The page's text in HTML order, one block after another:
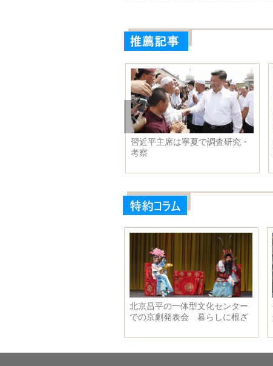
習近平主席は寧夏で調査研究・
考察